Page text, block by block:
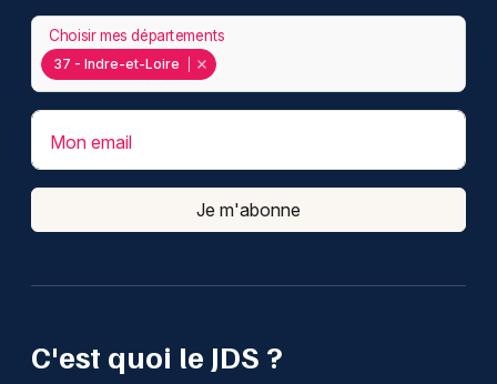
C'est quoi le JDS ?
37 - Indre-et-Loire
Choisir mes départements
Mon email
Je m'abonne